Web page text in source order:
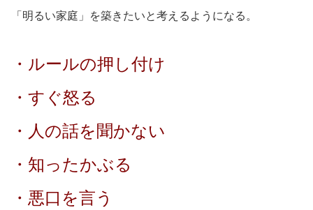
「明るい家庭」を築きたいと考えるようになる。
・ルールの押し付け
・すぐ怒る
・人の話を聞かない
・知ったかぶる
・悪口を言う